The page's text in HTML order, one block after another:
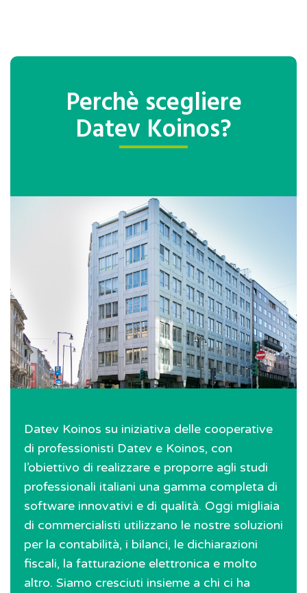
Perchè scegliere
Datev Koinos?
Datev Koinos su iniziativa delle cooperative
di professionisti Datev e Koinos, con
l’obiettivo di realizzare e proporre agli studi
professionali italiani una gamma completa di
software innovativi e di qualità. Oggi migliaia
di commercialisti utilizzano le nostre soluzioni
per la contabilità, i bilanci, le dichiarazioni
fiscali, la fatturazione elettronica e molto
altro. Siamo cresciuti insieme a chi ci ha